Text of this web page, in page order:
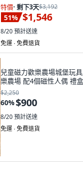
特價· 剩下3天$3,192
51% $1,546
8/20預計送達
免運 ∙ 免費退貨
兒童磁力歡樂農場城堡玩
$2,250
60%$900
8/20預計送達
免運 ∙ 免費退貨